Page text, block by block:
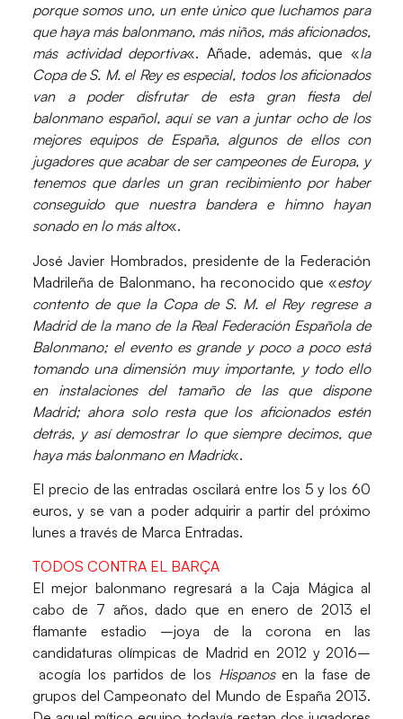
porque somos uno, un ente único que luchamos para
que haya más balonmano, más niños, más aficionados,
más actividad deportiva«. Añade, además, que «la
Copa de S. M. el Rey es especial, todos los aficionados
van a poder disfrutar de esta gran fiesta del
balonmano español, aquí se van a juntar ocho de los
mejores equipos de España, algunos de ellos con
jugadores que acabar de ser campeones de Europa, y
tenemos que darles un gran recibimiento por haber
conseguido que nuestra bandera e himno hayan
sonado en lo más alto«.
José Javier Hombrados, presidente de la Federación
Madrileña de Balonmano, ha reconocido que «estoy
contento de que la Copa de S. M. el Rey regrese a
Madrid de la mano de la Real Federación Española de
Balonmano; el evento es grande y poco a poco está
tomando una dimensión muy importante, y todo ello
en instalaciones del tamaño de las que dispone
Madrid; ahora solo resta que los aficionados estén
detrás, y así demostrar lo que siempre decimos, que
haya más balonmano en Madrid«.
El precio de lasentradas oscilará entre los 5 y los 60
euros, y se van a poder adquirir a partir del próximo
lunes a través de Marca Entradas.
TODOS CONTRA EL BARÇA
El mejor balonmano regresará a la Caja Mágica al
cabo de 7 años, dado que en enero de 2013 el
flamante estadio –joya de la corona en las
candidaturas olímpicas de Madrid en 2012 y 2016–
acogía los partidos de los Hispanosen la fase de
grupos delCampeonato del Mundo de España 2013.